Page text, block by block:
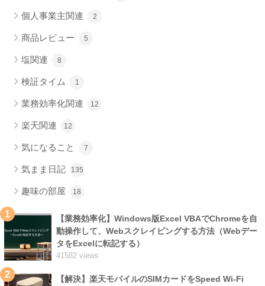
個人事業主関連 2
商品レビュー 5
塩関連 8
検証タイム 1
業務効率化関連 12
楽天関連 12
気になること 7
気まま日記 135
趣味の部屋 18
1
【業務効率化】Windows版Excel VBAでChromeを自
動操作して、Webスクレイピングする方法（Webデー
タをExcelに転記する）
41582 views
2
【解決】楽天モバイルのSIMカードをSpeed Wi-Fi